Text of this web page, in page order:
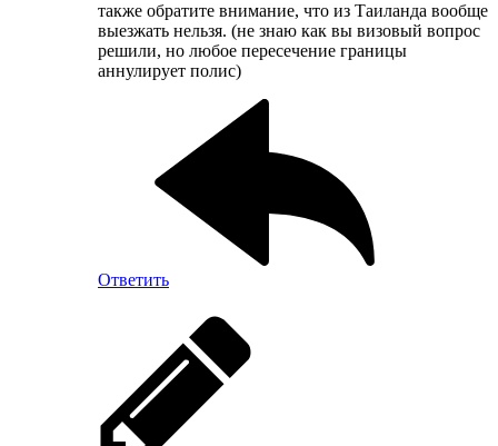
также обратите внимание, что из Таиланда вообще
выезжать нельзя. (не знаю как вы визовый вопрос
решили, но любое пересечение границы
аннулирует полис)
Ответить